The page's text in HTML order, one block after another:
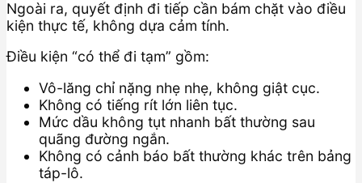
Ngoài ra, quyết định đi tiếp cần bám chặt vào điều
kiện thực tế, không dựa cảm tính.
Điều kiện “có thể đi tạm” gồm:
Vô-lăng chỉ nặng nhẹ nhẹ, không giật cục.
Không có tiếng rít lớn liên tục.
Mức dầu không tụt nhanh bất thường sau
quãng đường ngắn.
Không có cảnh báo bất thường khác trên bảng
táp-lô.